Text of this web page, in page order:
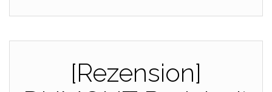
[Rezension]